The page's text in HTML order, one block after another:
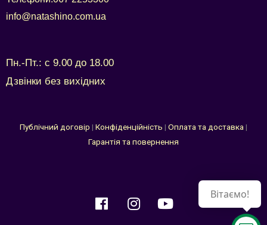
info@natashino.com.ua
Пн.-Пт.: с 9.00 до 18.00
Дзвінки без вихідних
Публічний договір | Конфіденційність | Оплата та доставка|
Гарантія та повернення
Вітаємо!